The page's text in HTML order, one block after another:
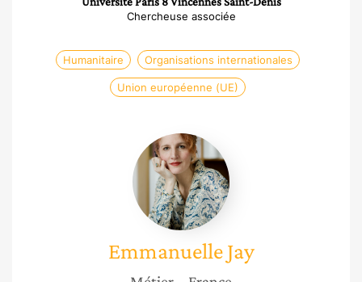
Chercheuse associée
Humanitaire Organisations internationales
Union européenne (UE)
Emmanuelle
Jay
Emmanuelle Jay